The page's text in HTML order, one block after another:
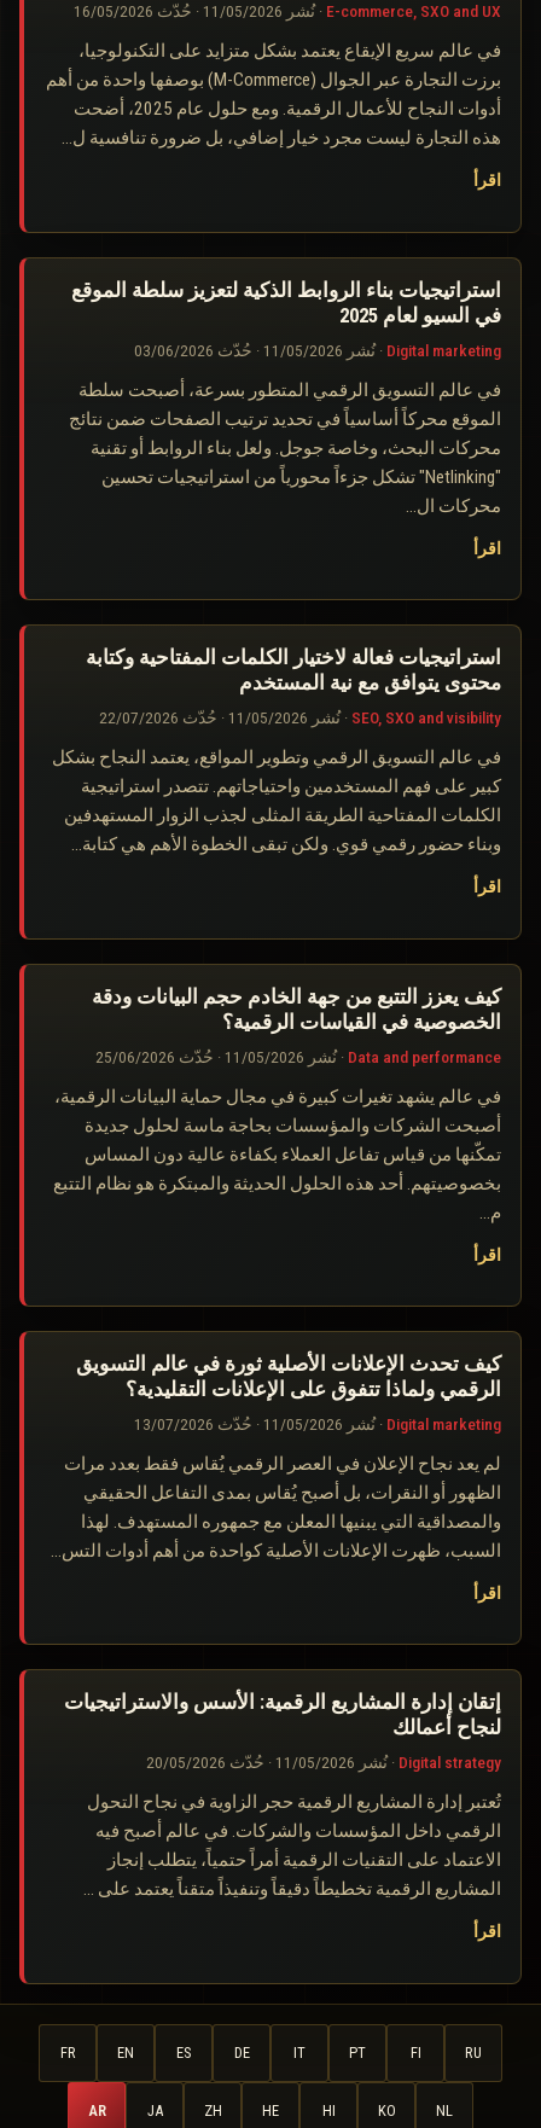
E-commerce, SXO and UX
·نُشر 11/05/2026
· حُدّث 16/05/2026
في عالم سريع الإيقاع يعتمد بشكل متزايد على التكنولوجيا،
برزت التجارة عبر الجوال (M-Commerce) بوصفها واحدة من أهم
أدوات النجاح للأعمال الرقمية. ومع حلول عام 2025، أضحت
هذه التجارة ليست مجرد خيار إضافي، بل ضرورة تنافسية ل…
اقرأ
استراتيجيات بناء الروابط الذكية لتعزيز سلطة الموقع
في السيو لعام 2025
Digital marketing
·نُشر 11/05/2026
· حُدّث 03/06/2026
في عالم التسويق الرقمي المتطور بسرعة، أصبحت سلطة
الموقع محركاً أساسياً في تحديد ترتيب الصفحات ضمن نتائج
محركات البحث، وخاصة جوجل. ولعل بناء الروابط أو تقنية
"Netlinking" تشكل جزءاً محورياً من استراتيجيات تحسين
محركات ال…
اقرأ
استراتيجيات فعالة لاختيار الكلمات المفتاحية وكتابة
محتوى يتوافق مع نية المستخدم
SEO, SXO and visibility
·نُشر 11/05/2026
· حُدّث 22/07/2026
في عالم التسويق الرقمي وتطوير المواقع، يعتمد النجاح بشكل
كبير على فهم المستخدمين واحتياجاتهم. تتصدر استراتيجية
الكلمات المفتاحية الطريقة المثلى لجذب الزوار المستهدفين
وبناء حضور رقمي قوي. ولكن تبقى الخطوة الأهم هي كتابة…
اقرأ
كيف يعزز التتبع من جهة الخادم حجم البيانات ودقة
الخصوصية في القياسات الرقمية؟
Data and performance
·نُشر 11/05/2026
· حُدّث 25/06/2026
في عالم يشهد تغيرات كبيرة في مجال حماية البيانات الرقمية،
أصبحت الشركات والمؤسسات بحاجة ماسة لحلول جديدة
تمكّنها من قياس تفاعل العملاء بكفاءة عالية دون المساس
بخصوصيتهم. أحد هذه الحلول الحديثة والمبتكرة هو نظام التتبع
م…
اقرأ
كيف تحدث الإعلانات الأصلية ثورة في عالم التسويق
الرقمي ولماذا تتفوق على الإعلانات التقليدية؟
Digital marketing
·نُشر 11/05/2026
· حُدّث 13/07/2026
لم يعد نجاح الإعلان في العصر الرقمي يُقاس فقط بعدد مرات
الظهور أو النقرات، بل أصبح يُقاس بمدى التفاعل الحقيقي
والمصداقية التي يبنيها المعلن مع جمهوره المستهدف. لهذا
السبب، ظهرت الإعلانات الأصلية كواحدة من أهم أدوات التس…
اقرأ
إتقان إدارة المشاريع الرقمية: الأسس والاستراتيجيات
لنجاح أعمالك
Digital strategy
·نُشر 11/05/2026
· حُدّث 20/05/2026
تُعتبر إدارة المشاريع الرقمية حجر الزاوية في نجاح التحول
الرقمي داخل المؤسسات والشركات. في عالم أصبح فيه
الاعتماد على التقنيات الرقمية أمراً حتمياً، يتطلب إنجاز
المشاريع الرقمية تخطيطاً دقيقاً وتنفيذاً متقناً يعتمد على …
اقرأ
FR EN ES DE IT PT FI RU
AR JA ZH HE HI KO NL